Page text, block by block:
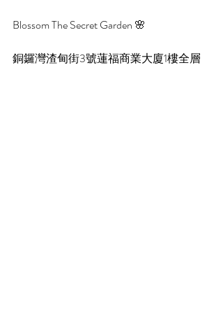
Blossom The Secret Garden 🌸
銅鑼灣渣甸街3號蓮福商業大廈1樓全層